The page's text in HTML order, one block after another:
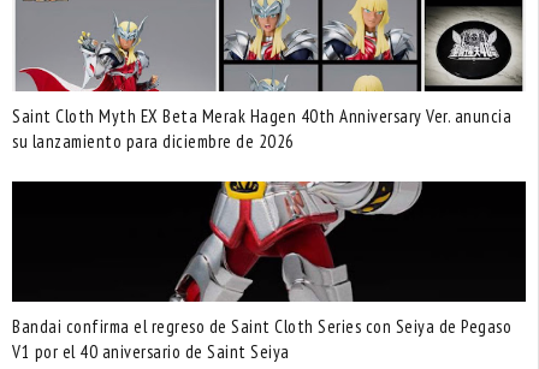
Saint Cloth Myth EX Beta Merak Hagen 40th Anniversary Ver. anuncia
su lanzamiento para diciembre de 2026
Bandai confirma el regreso de Saint Cloth Series con Seiya de Pegaso
V1 por el 40 aniversario de Saint Seiya